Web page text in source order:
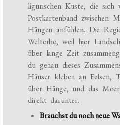
ligurischen Küste, die sich
Postkartenband zwischen
Hängen anfühlen. Die
Welterbe, weil hier
über lange Zeit
du genau dieses
Häuser kleben an Felsen,
über Hänge, und das
direkt darunter.
Brauchst du noch neue